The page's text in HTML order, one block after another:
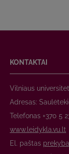
KONTAKTAI
Vilniaus
Adresas:
Telefonas +370 5
www.leidykla.vu.lt
El. paštas